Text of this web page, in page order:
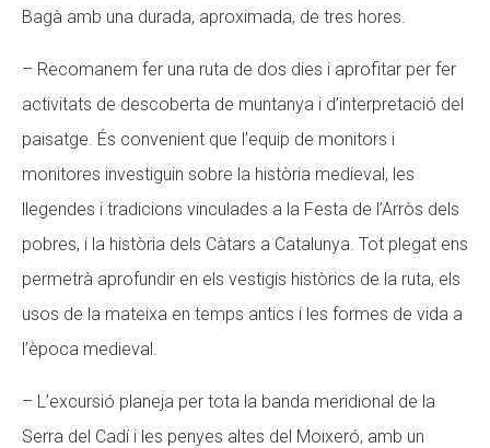
Bagà amb una durada, aproximada, de tres hores.
– Recomanem fer una ruta de dos dies i aprofitar per fer
activitats de descoberta de muntanya i d’interpretació del
paisatge. És convenient que l’equip de monitors i
monitores investiguin sobre la història medieval, les
llegendes i tradicions vinculades a la Festa de l’Arròs dels
pobres, i la història dels Càtars a Catalunya. Tot plegat ens
permetrà aprofundir en els vestigis històrics de la ruta, els
usos de la mateixa en temps antics i les formes de vida a
l’època medieval.
– L’excursió planeja per tota la banda meridional de la
Serra del Cadí i les penyes altes del Moixeró, amb un